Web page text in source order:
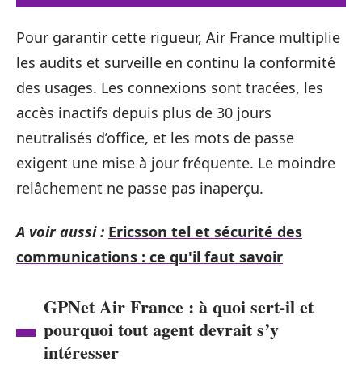
Pour garantir cette rigueur, Air France multiplie
les audits et surveille en continu la conformité
des usages. Les connexions sont tracées, les
accès inactifs depuis plus de 30 jours
neutralisés d’office, et les mots de passe
exigent une mise à jour fréquente. Le moindre
relâchement ne passe pas inaperçu.
A voir aussi : Ericsson tel et sécurité des
communications : ce qu'il faut savoir
GPNet Air France : à quoi sert-il et
pourquoi tout agent devrait s’y
intéresser